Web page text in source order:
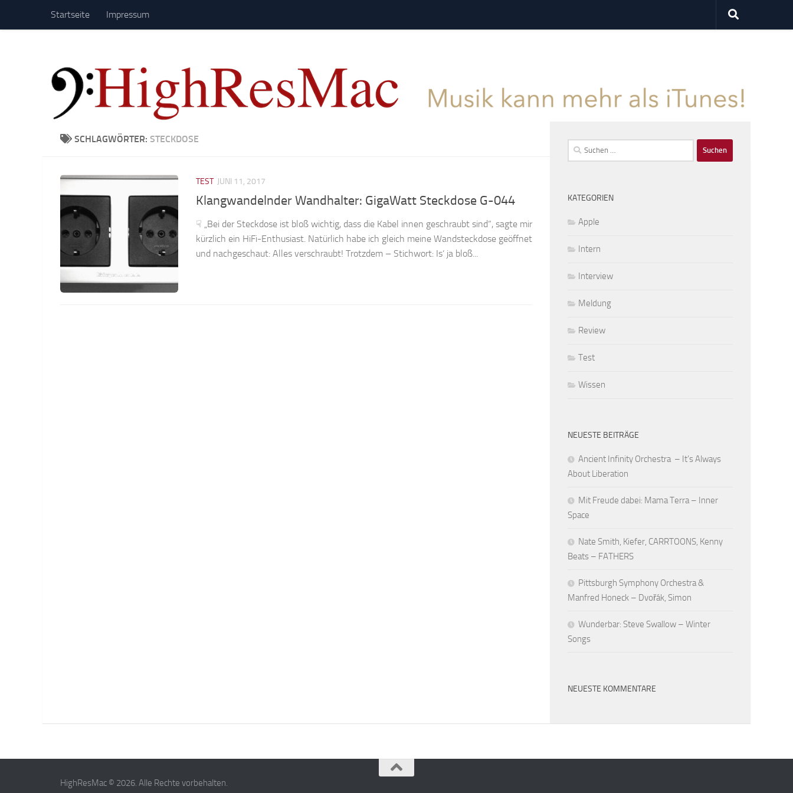
Zum Inhalt springen
Startseite Impressum
SCHLAGWÖRTER: STECKDOSE
TEST JUNI 11, 2017
Klangwandelnder Wandhalter: GigaWatt Steckdose G-044
☟ „Bei der Steckdose ist bloß wichtig, dass die Kabel innen geschraubt sind“, sagte mir
kürzlich ein HiFi-Enthusiast. Natürlich habe ich gleich meine Wandsteckdose geöffnet
und nachgeschaut: Alles verschraubt! Trotzdem – Stichwort: Is‘ ja bloß...
Suchen
nach:
KATEGORIEN
Apple
Intern
Interview
Meldung
Review
Test
Wissen
NEUESTE BEITRÄGE
Ancient Infinity Orchestra – It’s Always
About Liberation
Mit Freude dabei: Mama Terra – Inner
Space
Nate Smith, Kiefer, CARRTOONS, Kenny
Beats – FATHERS
Pittsburgh Symphony Orchestra &
Manfred Honeck – Dvořák, Simon
Wunderbar: Steve Swallow – Winter
Songs
NEUESTE KOMMENTARE
HighResMac © 2026. Alle Rechte vorbehalten.